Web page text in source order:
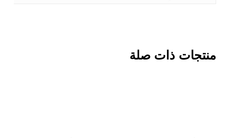
منتجات ذات صلة